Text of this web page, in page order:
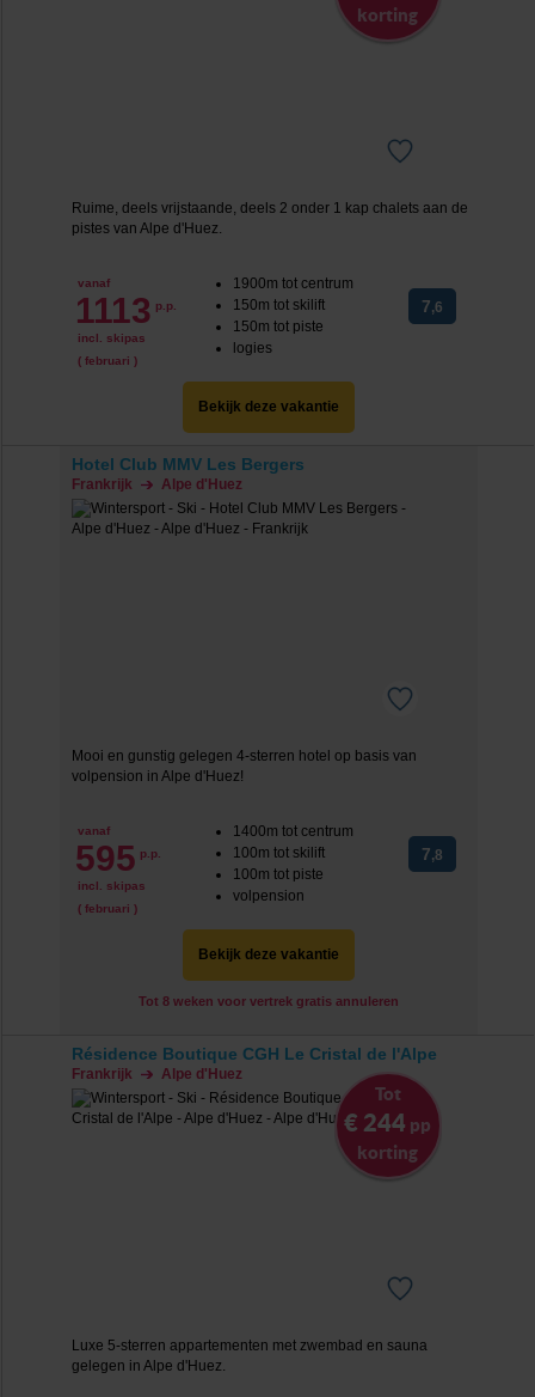
korting
Ruime, deels vrijstaande, deels 2 onder 1 kap chalets aan de
pistes van Alpe d'Huez.
vanaf
1113 p.p.
incl. skipas
( februari )
1900m tot centrum
150m tot skilift
150m tot piste
logies
7,6
Bekijk deze vakantie
Hotel Club MMV Les Bergers
Frankrijk Alpe d'Huez
Mooi en gunstig gelegen 4-sterren hotel op basis van
volpension in Alpe d'Huez!
vanaf
595 p.p.
incl. skipas
( februari )
1400m tot centrum
100m tot skilift
100m tot piste
volpension
7,8
Bekijk deze vakantie
Tot 8 weken voor vertrek gratis annuleren
Résidence Boutique CGH Le Cristal de l'Alpe
Frankrijk Alpe d'Huez
Tot
€ 244 pp
korting
Luxe 5-sterren appartementen met zwembad en sauna
gelegen in Alpe d'Huez.